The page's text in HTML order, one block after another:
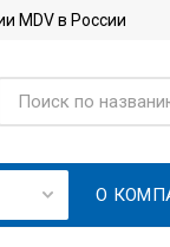
MDV в России
О